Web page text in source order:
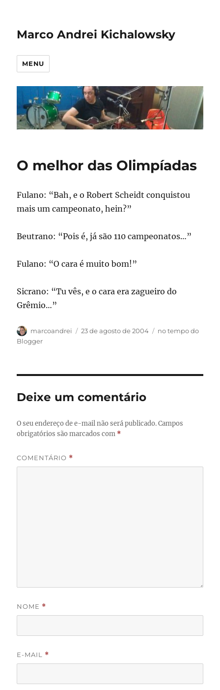
Marco Andrei Kichalowsky
MENU
O melhor das Olimpíadas
Fulano: “Bah, e o Robert Scheidt conquistou
mais um campeonato, hein?”
Beutrano: “Pois é, já são 110 campeonatos…”
Fulano: “O cara é muito bom!”
Sicrano: “Tu vês, e o cara era zagueiro do
Grêmio…”
Autor
marcoandrei
Publicado
23 de agosto de 2004 Categorias
no tempo do
Blogger
Deixe um comentário
O seu endereço de e-mail não será publicado. Campos
obrigatórios são marcados com *
COMENTÁRIO *
NOME *
E-MAIL *